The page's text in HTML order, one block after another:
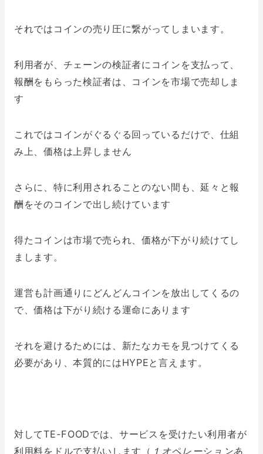
それではコインの売り圧に繋がってしまいます。
利用者が、チェーンの検証者にコインを支払って、
報酬をもらった検証者は、コインを市場で売却しま
す
これではコインがぐるぐる回っているだけで、仕組
み上、価格は上昇しません
さらに、特に利用されることのない間も、延々と報
酬をそのコインで出し続けています
得たコインは市場で売られ、価格が下がり続けてし
まします。
運営も計画通りにどんどんコインを放出してくるの
で、価格は下がり続ける運命にあります
それを避けるためには、新たなカモを見つけてくる
必要があり、本質的にはHYPEと言えます。
対してTE-FOODでは、サービスを受けたい利用者が
利用料をドルで支払いします（ １オペレーションあ